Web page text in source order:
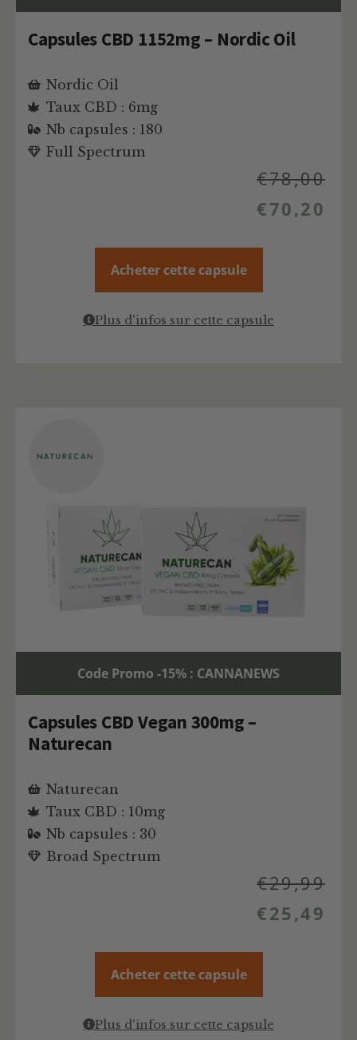
Capsules CBD 1152mg – Nordic Oil
Nordic Oil
Taux CBD : 6mg
Nb capsules : 180
Full Spectrum
€78,00
€70,20
Acheter cette capsule
Plus d'infos sur cette capsule
Code Promo -15% : CANNANEWS
Capsules CBD Vegan 300mg –
Naturecan
Naturecan
Taux CBD : 10mg
Nb capsules : 30
Broad Spectrum
€29,99
€25,49
Acheter cette capsule
Plus d'infos sur cette capsule